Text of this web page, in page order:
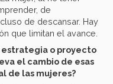
de
de descansar. Hay
que limitan el avance.
estrategia o proyecto
el cambio de esas
de las mujeres?